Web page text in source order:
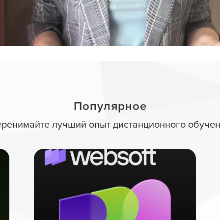
Популярное
лучший опыт дистанционного